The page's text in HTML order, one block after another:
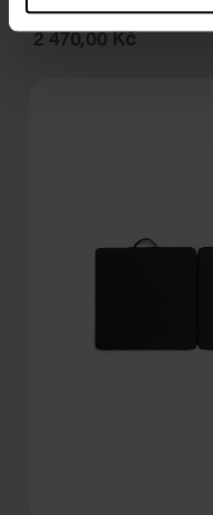
Exercise Mat
2 470,00 Kč